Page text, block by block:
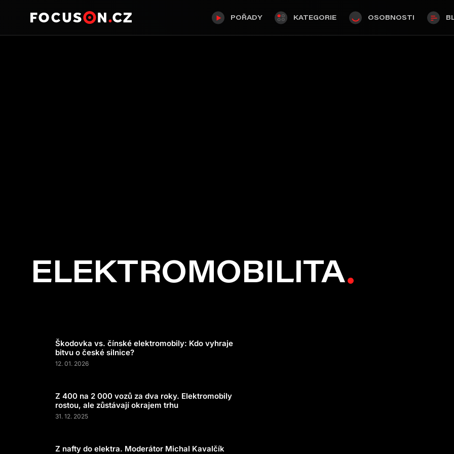
POŘADY KATEGORIE OSOBNOSTI
ELEKTROMOBILITA
Škodovka vs. čínské elektromobily: Kdo vyhraje
bitvu o české silnice?
12. 01. 2026
Z 400 na 2 000 vozů za dva roky. Elektromobily
rostou, ale zůstávají okrajem trhu
31. 12. 2025
Z nafty do elektra. Moderátor Michal Kavalčík